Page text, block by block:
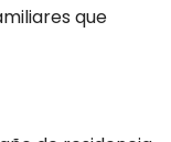
que